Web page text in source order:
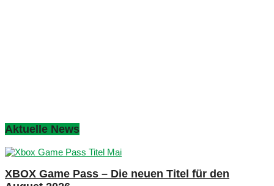
Aktuelle News
XBOX Game Pass – Die neuen Titel für den